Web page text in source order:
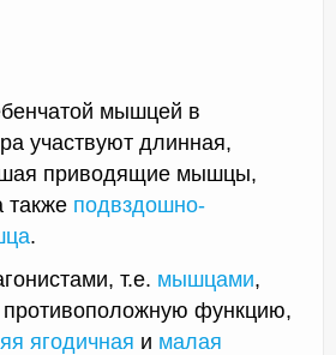
мышцей в
участвуют длинная,
приводящие мышцы,
также подвздошно-
.
т.е. мышцами,
функцию,
ягодичная и малая